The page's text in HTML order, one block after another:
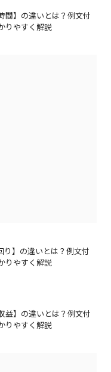
間】の違いとは？例文付
りやすく解説
り】の違いとは？例文付
りやすく解説
益】の違いとは？例文付
りやすく解説